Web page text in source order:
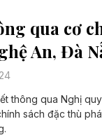
qua cơ
An, Đà
thông qua Nghị
sách đặc thù